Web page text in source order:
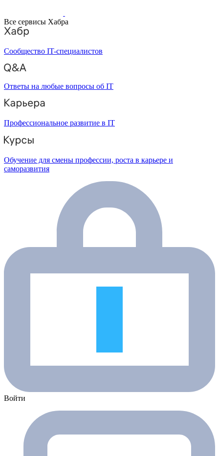
Все сервисы Хабра
Сообщество IT-специалистов
Ответы на любые вопросы об IT
Профессиональное развитие в IT
Обучение для смены профессии, роста в карьере и
саморазвития
Войти